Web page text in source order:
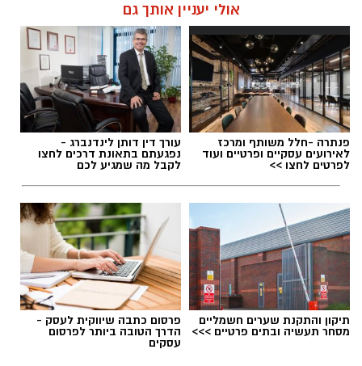
אולי יעניין אותך גם
פנתרה -חלל משותף ומרכז
לאירועים עסקיים ופרטיים ועוד
לפרטים לחצו >>
עורך דין דותן לינדנברג -
נפגעתם בתאונת דרכים לחצו
לקבל מה שמגיע לכם
תיקון והתקנת שערים חשמליים
מסחר תעשיה ובתים פרטיים >>>
פרסום כתבה שיווקית לעסק -
הדרך הטובה ביותר לפרסום
עסקים